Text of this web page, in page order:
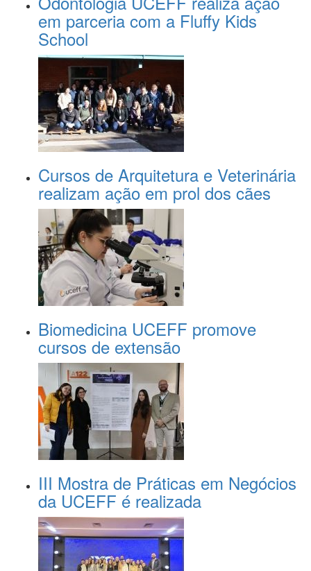
em parceria com a Fluffy Kids
School
Cursos de Arquitetura e Veterinária
realizam ação em prol dos cães
Biomedicina UCEFF promove
cursos de extensão
III Mostra de Práticas em Negócios
da UCEFF é realizada